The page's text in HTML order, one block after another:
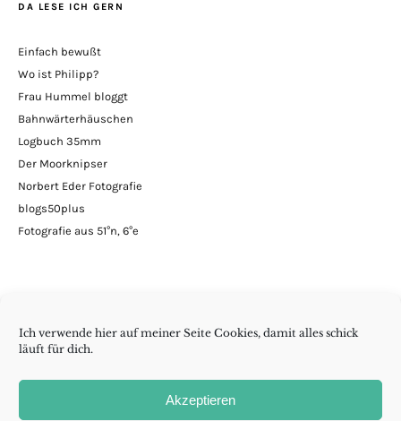
Ich verwende hier auf meiner Seite Cookies, damit alles schick
läuft für dich.
Akzeptieren
DA LESE ICH GERN
Einfach bewußt
Wo ist Philipp?
Frau Hummel bloggt
Bahnwärterhäuschen
Logbuch 35mm
Der Moorknipser
Norbert Eder Fotografie
blogs50plus
Fotografie aus 51°n, 6°e